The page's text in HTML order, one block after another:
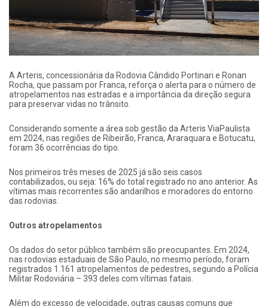
A Arteris, concessionária da Rodovia Cândido Portinari e Ronan
Rocha, que passam por Franca, reforça o alerta para o número de
atropelamentos nas estradas e a importância da direção segura
para preservar vidas no trânsito.
Considerando somente a área sob gestão da Arteris ViaPaulista
em 2024, nas regiões de Ribeirão, Franca, Araraquara e Botucatu,
foram 36 ocorrências do tipo.
Nos primeiros três meses de 2025 já são seis casos
contabilizados, ou seja: 16% do total registrado no ano anterior. As
vítimas mais recorrentes são andarilhos e moradores do entorno
das rodovias.
Outros atropelamentos
Os dados do setor público também são preocupantes. Em 2024,
nas rodovias estaduais de São Paulo, no mesmo período, foram
registrados 1.161 atropelamentos de pedestres, segundo a Polícia
Militar Rodoviária – 393 deles com vítimas fatais.
Além do excesso de velocidade, outras causas comuns que